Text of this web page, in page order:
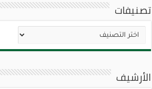
تصنيفات
تصنيفات
الأرشيف